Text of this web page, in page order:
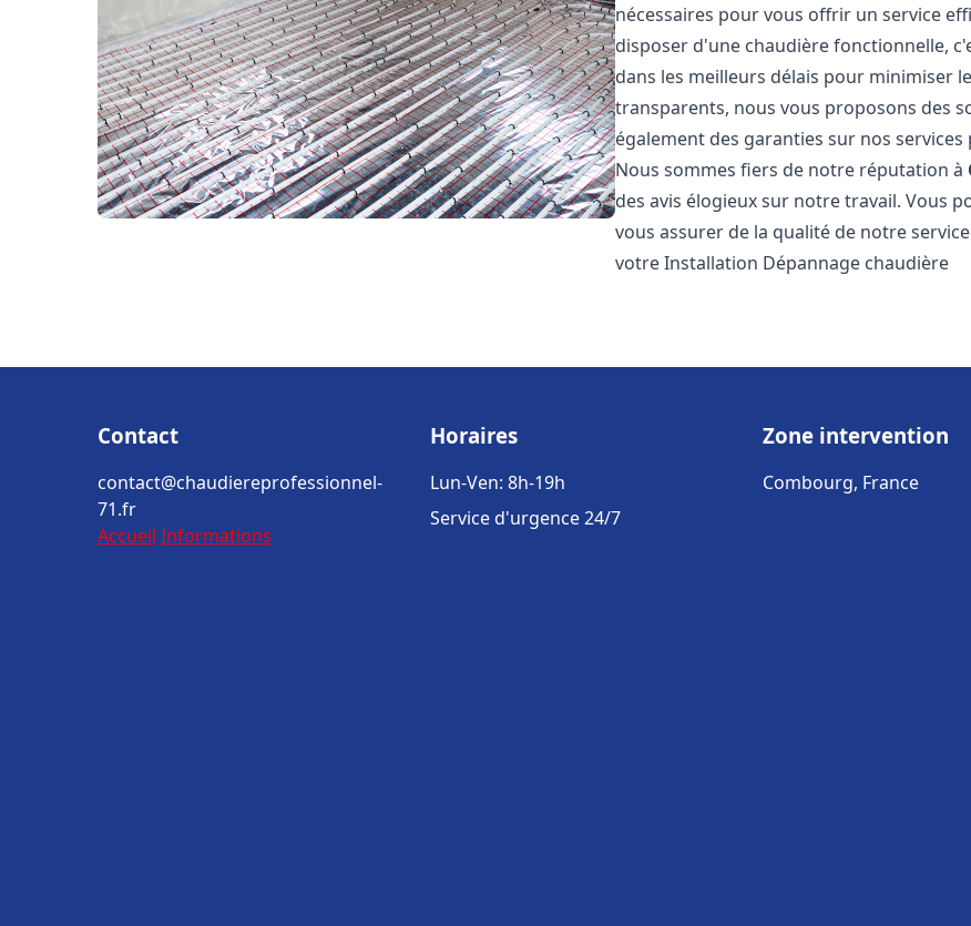
nécessaires pour vous offrir un service
disposer d'une chaudière fonctionnelle,
dans les meilleurs délais pour minimiser
transparents, nous vous proposons des
également des garanties sur nos
Nous sommes fiers de notre réputation à
des avis élogieux sur notre travail. Vous
vous assurer de la qualité de notre
votre Installation Dépannage chaudière
Contact
contact@chaudiereprofessionnel-
71.fr
Accueil Informations
Horaires
Lun-Ven: 8h-19h
Service d'urgence 24/7
Zone intervention
Combourg, France